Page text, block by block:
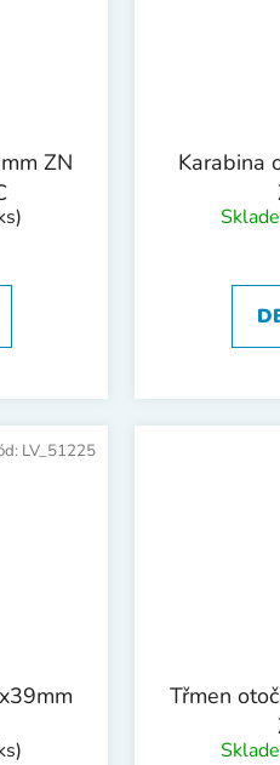
ZN
Karabina
LV_51225
Třmen